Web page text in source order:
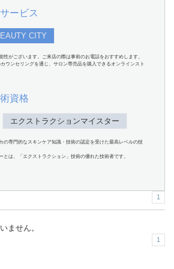
ービス
CITY
性がございます。ご来店の際は事前のお電話をおすすめします。
ウンセリングを通じ、サロン専売品を購入できるオンラインスト
資格
エクストラクションマイスター
の専門的なスキンケア知識・技術の認定を受けた最高レベルの技
とは、「エクストラクション」技術の優れた技術者です。
1
ません。
1